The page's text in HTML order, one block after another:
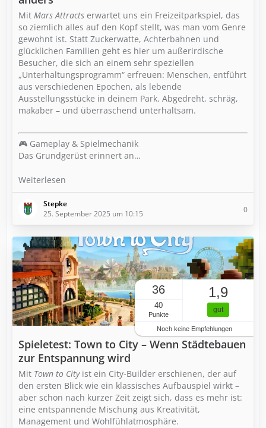
Mit Mars Attracts erwartet uns ein Freizeitparkspiel, das
so ziemlich alles auf den Kopf stellt, was man vom Genre
gewohnt ist. Statt Zuckerwatte, Achterbahnen und
glücklichen Familien geht es hier um außerirdische
Besucher, die sich an einem sehr speziellen
„Unterhaltungsprogramm“ erfreuen: Menschen, entführt
aus verschiedenen Epochen, als lebende
Ausstellungsstücke in deinem Park. Abgedreht, schräg,
makaber – und überraschend unterhaltsam.
🎮 Gameplay & Spielmechanik
Das Grundgerüst erinnert an…
Weiterlesen
Stepke
25. September 2025 um 10:15
0
36
40
Punkte
1,9
gut
Noch keine Empfehlungen
Spieletest: Town to City – Wenn Städtebauen
zur Entspannung wird
Mit Town to Cityist ein City-Builder erschienen, der auf
den ersten Blick wie ein klassisches Aufbauspiel wirkt –
aber schon nach kurzer Zeit zeigt sich, dass es mehr ist:
eine entspannende Mischung aus Kreativität,
Management und Wohlfühlatmosphäre.